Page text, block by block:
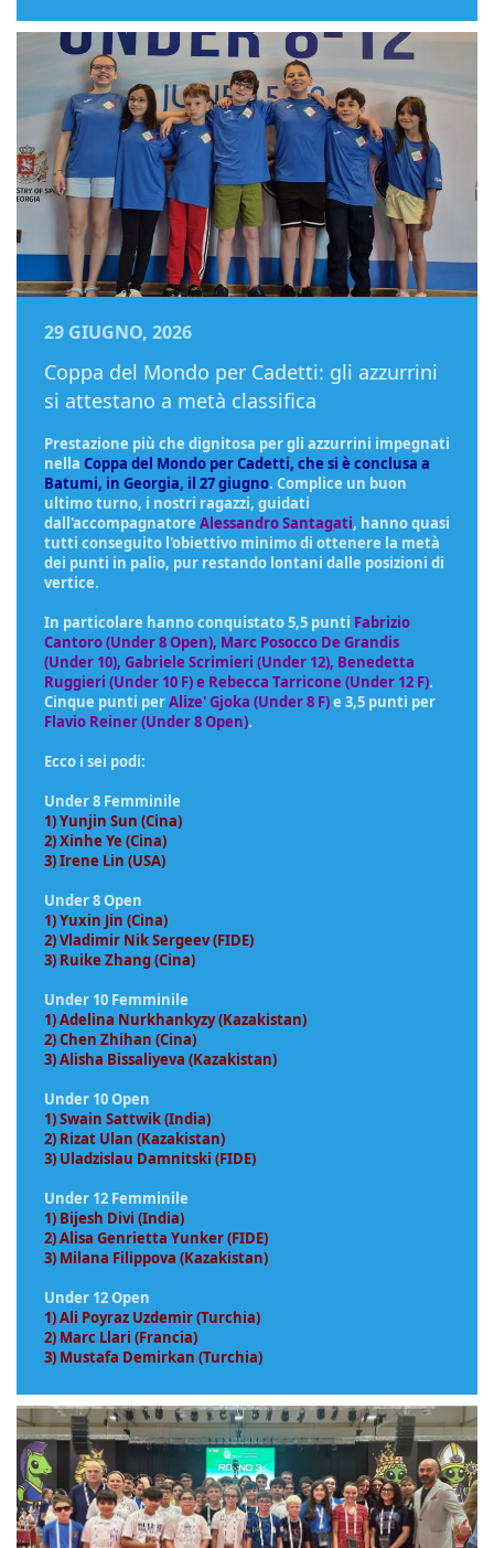
29 GIUGNO, 2026
Coppa del Mondo per Cadetti: gli azzurrini
si attestano a metà classifica
Prestazione più che dignitosa per gli azzurrini impegnati
nella Coppa del Mondo per Cadetti, che si è conclusa a
Batumi, in Georgia, il 27 giugno. Complice un buon
ultimo turno, i nostri ragazzi, guidati
dall'accompagnatore Alessandro Santagati, hanno quasi
tutti conseguito l'obiettivo minimo di ottenere la metà
dei punti in palio, pur restando lontani dalle posizioni di
vertice.
In particolare hanno conquistato 5,5 punti Fabrizio
Cantoro (Under8 Open), Marc Posocco De Grandis
(Under 10), Gabriele Scrimieri (Under 12), Benedetta
Ruggieri (Under 10 F) e Rebecca Tarricone (Under 12 F).
Cinque punti perAlize' Gjoka (Under 8 F)e 3,5 punti per
Flavio Reiner (Under 8 Open).
Ecco i sei podi:
Under 8 Femminile
1) Yunjin Sun (Cina)
2) Xinhe Ye (Cina)
3) Irene Lin (USA)
Under 8 Open
1) Yuxin Jin (Cina)
2) Vladimir Nik Sergeev (FIDE)
3) Ruike Zhang (Cina)
Under 10 Femminile
1) Adelina Nurkhankyzy (Kazakistan)
2) Chen Zhihan (Cina)
3) Alisha Bissaliyeva (Kazakistan)
Under 10 Open
1) Swain Sattwik (India)
2) Rizat Ulan (Kazakistan)
3) Uladzislau Damnitski (FIDE)
Under 12 Femminile
1) Bijesh Divi (India)
2) Alisa Genrietta Yunker (FIDE)
3) Milana Filippova (Kazakistan)
Under 12 Open
1) Ali Poyraz Uzdemir (Turchia)
2) Marc Llari (Francia)
3) Mustafa Demirkan (Turchia)